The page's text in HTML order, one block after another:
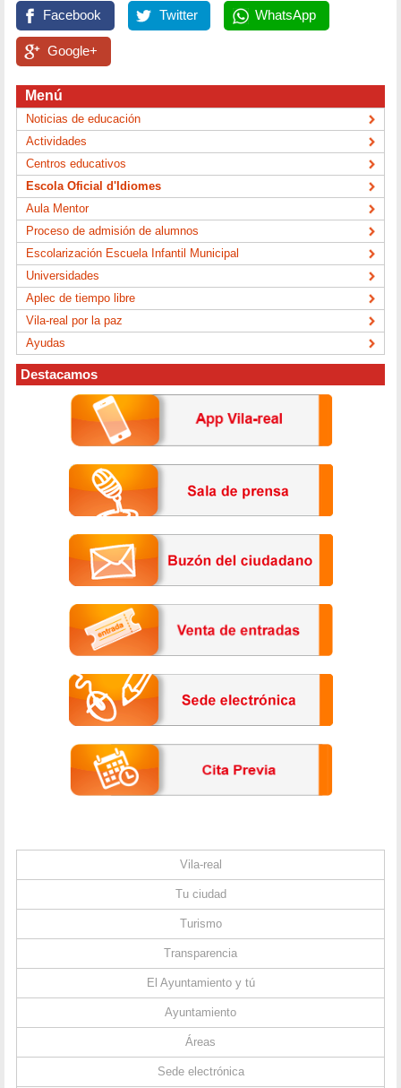
Facebook Twitter WhatsApp
Google+
Menú
Noticias de educación
Actividades
Centros educativos
Escola Oficial d'Idiomes
Aula Mentor
Proceso de admisión de alumnos
Escolarización Escuela Infantil Municipal
Universidades
Aplec de tiempo libre
Vila-real por la paz
Ayudas
Destacamos
Vila-real
Tu ciudad
Turismo
Transparencia
El Ayuntamiento y tú
Ayuntamiento
Áreas
Sede electrónica